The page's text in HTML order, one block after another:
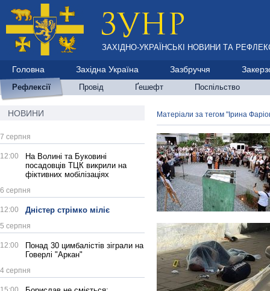
ЗАХІДНО-УКРАЇНСЬКІ НОВИНИ ТА
Головна Західна Україна Зазбруччя
Рефлексії Провід Ґешефт Поспільство
НОВИНИ
7 серпня
12:00
На Волині та Буковині
посадовців ТЦК викрили на
фіктивних мобілізаціях
6 серпня
12:00 Дністер стрімко міліє
5 серпня
12:00
Понад 30 цимбалістів зіграли на
Говерлі "Аркан"
4 серпня
Матеріали за тегом "Ірина